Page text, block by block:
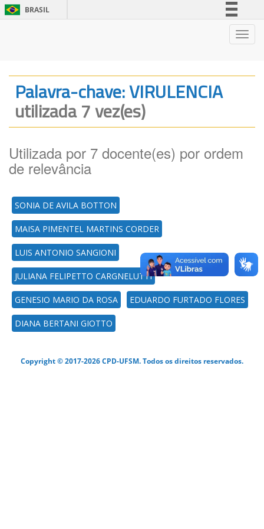
BRASIL
Legislação
Palavra-chave: VIRULENCIA
utilizada 7 vez(es)
Utilizada por 7 docente(es) por ordem
de relevância
SONIA DE AVILA BOTTON
MAISA PIMENTEL MARTINS CORDER
LUIS ANTONIO SANGIONI
JULIANA FELIPETTO CARGNELUTTI
GENESIO MARIO DA ROSA EDUARDO FURTADO FLORES
DIANA BERTANI GIOTTO
Copyright © 2017-2026 CPD-UFSM. Todos os direitos reservados.